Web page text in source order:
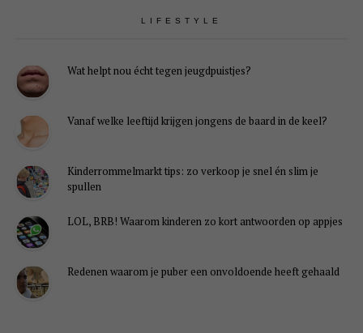
LIFESTYLE
Wat helpt nou écht tegen jeugdpuistjes?
Vanaf welke leeftijd krijgen jongens de baard in de keel?
Kinderrommelmarkt tips: zo verkoop je snel én slim je
spullen
LOL, BRB! Waarom kinderen zo kort antwoorden op appjes
Redenen waarom je puber een onvoldoende heeft gehaald